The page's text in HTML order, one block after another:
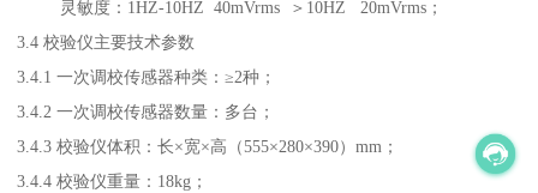
灵敏度：1HZ-10HZ 40mVrms ＞10HZ 20mVrms；
3.4 校验仪主要技术参数
3.4.1 一次调校传感器种类：≥2种；
3.4.2 一次调校传感器数量：多台；
3.4.3 校验仪体积：长×宽×高（555×280×390）mm；
3.4.4 校验仪重量：18kg；